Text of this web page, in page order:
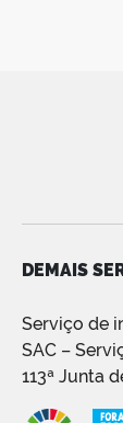
DEMAIS
Serviço de
SAC –
113ª Junta